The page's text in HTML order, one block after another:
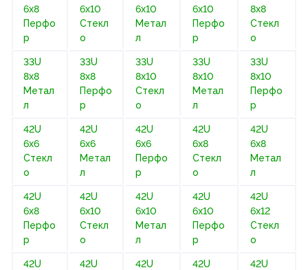
6х8
Перфо
р
6х10
Стекл
о
6х10
Метал
л
6х10
Перфо
р
8х8
Стекл
о
33U
8х8
Метал
л
33U
8х8
Перфо
р
33U
8х10
Стекл
о
33U
8х10
Метал
л
33U
8х10
Перфо
р
42U
6х6
Стекл
о
42U
6х6
Метал
л
42U
6х6
Перфо
р
42U
6х8
Стекл
о
42U
6х8
Метал
л
42U
6х8
Перфо
р
42U
6х10
Стекл
о
42U
6х10
Метал
л
42U
6х10
Перфо
р
42U
6х12
Стекл
о
42U
42U
42U
42U
42U